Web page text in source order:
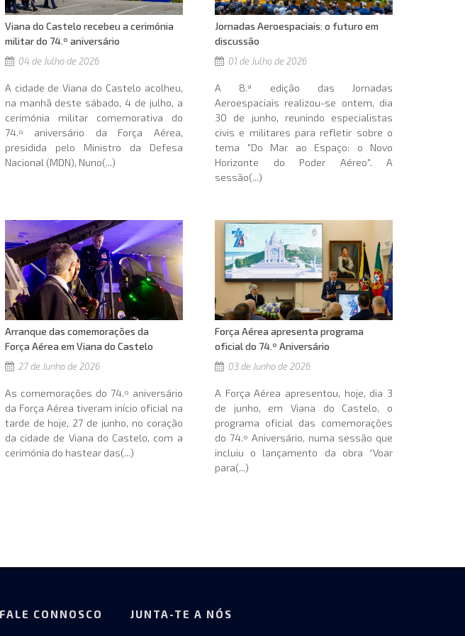
Viana do Castelo recebeu a cerimónia
militar do 74.º aniversário
04 de Julho de 2026
A cidade de Viana do Castelo acolheu,
na manhã deste sábado, 4 de julho, a
cerimónia militar comemorativa do
74.º aniversário da Força Aérea,
presidida pelo Ministro da Defesa
Nacional (MDN), Nuno(...)
Jornadas Aeroespaciais: o futuro em
discussão
01 de Julho de 2026
A 8.ª edição das Jornadas
Aeroespaciais realizou-se ontem, dia
30 de junho, reunindo especialistas
civis e militares para refletir sobre o
tema "Do Mar ao Espaço: o Novo
Horizonte do Poder Aéreo". A
sessão(...)
Arranque das comemorações da
Força Aérea em Viana do Castelo
27 de Junho de 2026
As comemorações do 74.º aniversário
da Força Aérea tiveram início oficial na
tarde de hoje, 27 de junho, no coração
da cidade de Viana do Castelo, com a
cerimónia do hastear das(...)
Força Aérea apresenta programa
oficial do 74.º Aniversário
03 de Junho de 2026
A Força Aérea apresentou, hoje, dia 3
de junho, em Viana do Castelo, o
programa oficial das comemorações
do 74.º Aniversário, numa sessão que
incluiu o lançamento da obra “Voar
para(...)
FALE CONNOSCO JUNTA-TE A NÓS